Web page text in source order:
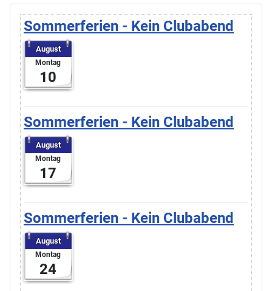
Sommerferien - Kein Clubabend
August
Montag
10
Sommerferien - Kein Clubabend
August
Montag
17
Sommerferien - Kein Clubabend
August
Montag
24